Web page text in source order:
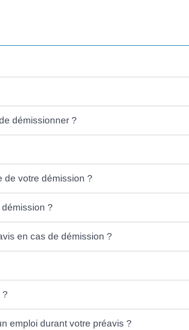
démissionner ?
de votre démission ?
?
en cas de démission ?
?
emploi durant votre préavis ?